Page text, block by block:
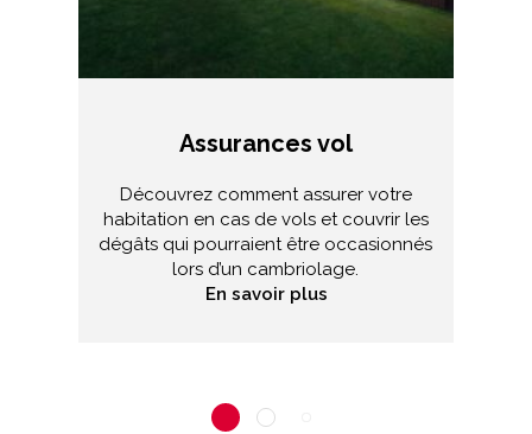
Assurances vol
Découvrez comment assurer votre
habitation en cas de vols et couvrir les
dégâts qui pourraient être occasionnés
lors d’un cambriolage.
En savoir plus